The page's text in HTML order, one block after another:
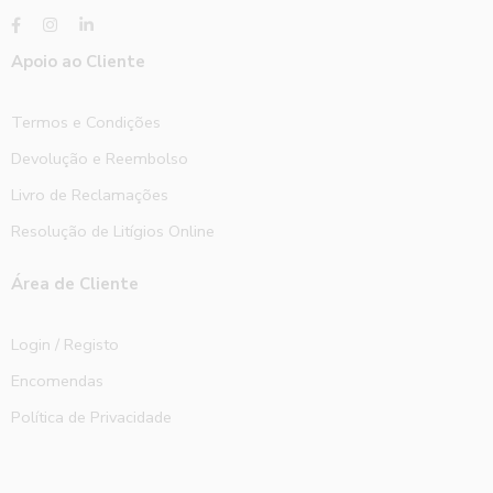
Apoio ao Cliente
Termos e Condições
Devolução e Reembolso
Livro de Reclamações
Resolução de Litígios Online
Área de Cliente
Login / Registo
Encomendas
Política de Privacidade